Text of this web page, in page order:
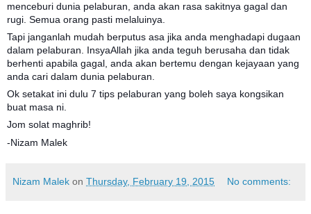
menceburi dunia pelaburan, anda akan rasa sakitnya gagal dan
rugi. Semua orang pasti melaluinya.
Tapi janganlah mudah berputus asa jika anda menghadapi dugaan
dalam pelaburan. InsyaAllah jika anda teguh berusaha dan tidak
berhenti apabila gagal, anda akan bertemu dengan kejayaan yang
anda cari dalam dunia pelaburan.
Ok setakat ini dulu 7 tips pelaburan yang boleh saya kongsikan
buat masa ni.
Jom solat maghrib!
-Nizam Malek
Nizam Malek on Thursday, February 19, 2015 No comments: